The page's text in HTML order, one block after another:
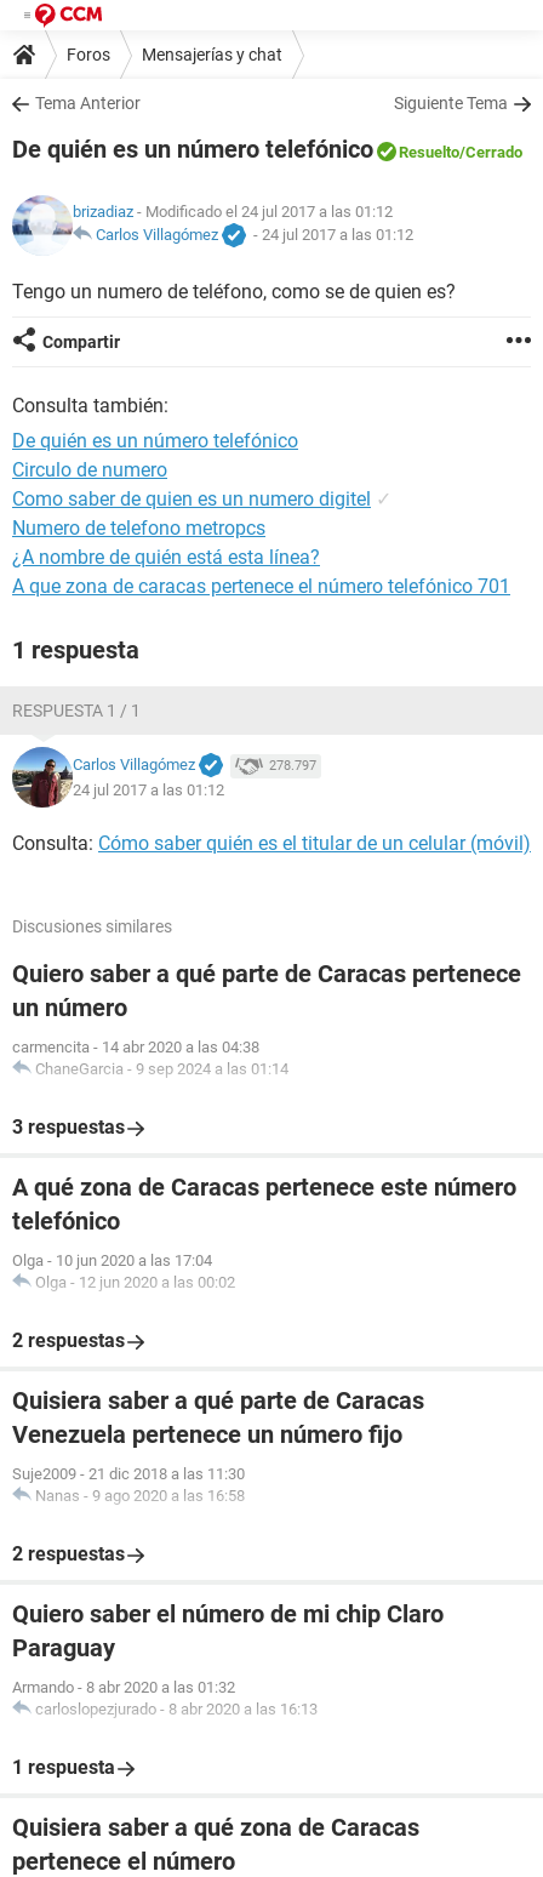
Foros Mensajerías y chat
Tema Anterior Siguiente Tema
De quién es un número telefónico Resuelto/Cerrado
brizadiaz - Modificado el 24 jul 2017 a las 01:12
Carlos Villagómez
- 24 jul 2017 a las 01:12
Tengo un numero de teléfono, como se de quien es?
Compartir
Consulta también:
De quién es un número telefónico
Circulo de numero
Como saber de quien es un numero digitel ✓
Numero de telefono metropcs
¿A nombre de quién está esta línea?
A que zona de caracas pertenece el número telefónico 701
1 respuesta
RESPUESTA 1 / 1
Carlos Villagómez 278.797
24 jul 2017 a las 01:12
Consulta: Cómo saber quién es el titular de un celular (móvil)
Discusiones similares
Quiero saber a qué parte de Caracas pertenece
un número
carmencita - 14 abr 2020 a las 04:38
ChaneGarcia - 9 sep 2024 a las 01:14
3 respuestas
A qué zona de Caracas pertenece este número
telefónico
Olga - 10 jun 2020 a las 17:04
Olga - 12 jun 2020 a las 00:02
2 respuestas
Quisiera saber a qué parte de Caracas
Venezuela pertenece un número fijo
Suje2009 - 21 dic 2018 a las 11:30
Nanas - 9 ago 2020 a las 16:58
2 respuestas
Quiero saber el número de mi chip Claro
Paraguay
Armando - 8 abr 2020 a las 01:32
carloslopezjurado - 8 abr 2020 a las 16:13
1 respuesta
Quisiera saber a qué zona de Caracas
pertenece el número